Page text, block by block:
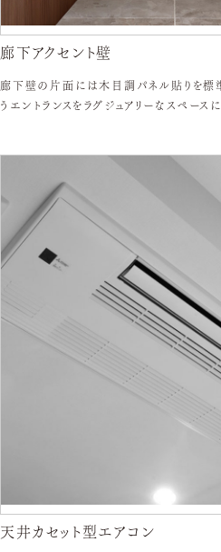
廊下アクセント壁
廊下壁の片面には木目調パネル貼りを標
うエントランスをラグジュアリーなスペース
天井カセット型エアコン